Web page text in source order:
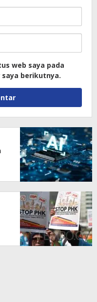
web saya pada
berikutnya.